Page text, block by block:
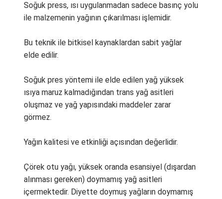
Soğuk press, ısı uygulanmadan sadece basınç yolu
ile malzemenin yağının çıkarılması işlemidir.
Bu teknik ile bitkisel kaynaklardan sabit yağlar
elde edilir.
Soğuk pres yöntemi ile elde edilen yağ yüksek
ısıya maruz kalmadığından trans yağ asitleri
oluşmaz ve yağ yapısındaki maddeler zarar
görmez.
Yağın kalitesi ve etkinliği açısından değerlidir.
Çörek otu yağı, yüksek oranda esansiyel (dışardan
alınması gereken) doymamış yağ asitleri
içermektedir. Diyette doymuş yağların doymamış